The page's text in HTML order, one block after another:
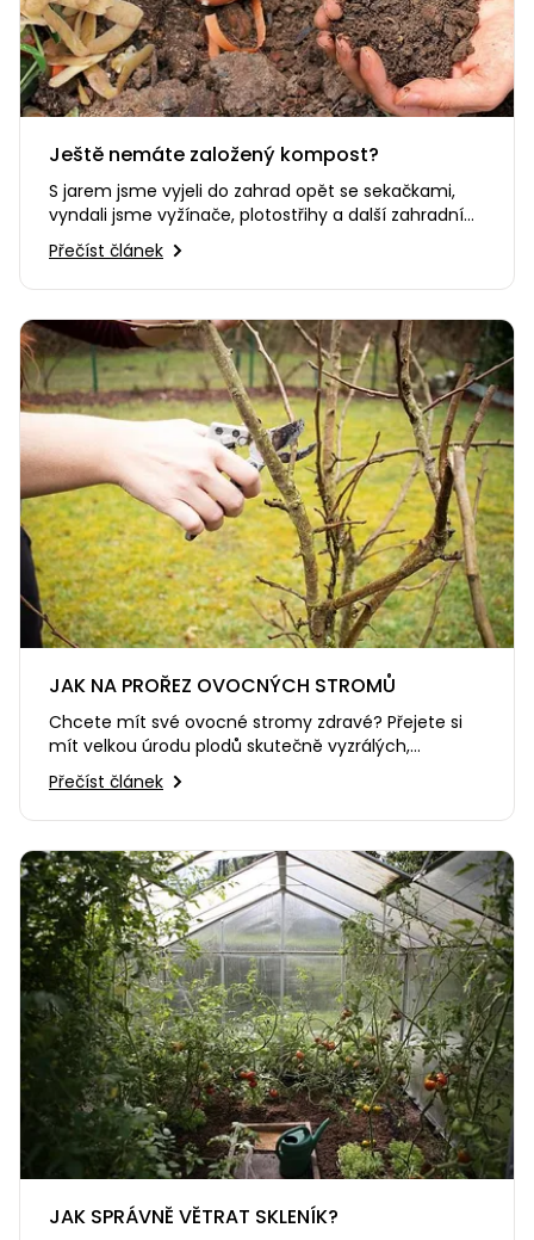
Ještě nemáte založený kompost?
S jarem jsme vyjeli do zahrad opět se sekačkami,
vyndali jsme vyžínače, plotostřihy a další zahradní
techniku a nářadí,…
Přečíst článek
JAK NA PROŘEZ OVOCNÝCH STROMŮ
Chcete mít své ovocné stromy zdravé? Přejete si
mít velkou úrodu plodů skutečně vyzrálých,
chutných a sladkých? Měli…
Přečíst článek
JAK SPRÁVNĚ VĚTRAT SKLENÍK?